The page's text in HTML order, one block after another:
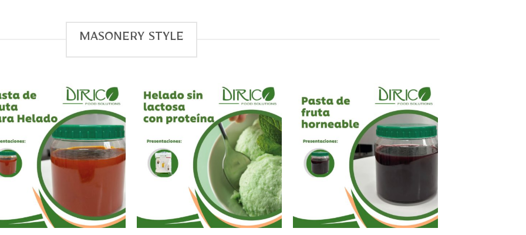
MASONERY STYLE
Añadir
a la
lista
Añadir
a la
lista
de
deseos
Añadir
a la